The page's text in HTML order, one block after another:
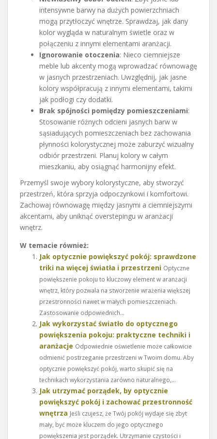
intensywne barwy na dużych powierzchniach
mogą przytłoczyć wnętrze. Sprawdzaj, jak dany
kolor wygląda w naturalnym świetle oraz w
połączeniu z innymi elementami aranżacji.
Ignorowanie otoczenia: Nieco ciemniejsze
meble lub akcenty mogą wprowadzać równowagę
w jasnych przestrzeniach. Uwzględnij, jak jasne
kolory współpracują z innymi elementami, takimi
jak podłogi czy dodatki.
Brak spójności pomiędzy pomieszczeniami:
Stosowanie różnych odcieni jasnych barw w
sąsiadujących pomieszczeniach bez zachowania
płynności kolorystycznej może zaburzyć wizualny
odbiór przestrzeni. Planuj kolory w całym
mieszkaniu, aby osiągnąć harmonijny efekt.
Przemyśl swoje wybory kolorystyczne, aby stworzyć
przestrzeń, która sprzyja odpoczynkowi i komfortowi.
Zachowaj równowagę między jasnymi a ciemniejszymi
akcentami, aby uniknąć overstepingu w aranżacji
wnętrz.
W temacie również:
Jak optycznie powiększyć pokój: sprawdzone
triki na więcej światła i przestrzeni Optyczne
powiększenie pokoju to kluczowy element w aranżacji
wnętrz, który pozwala na stworzenie wrażenia większej
przestronności nawet w małych pomieszczeniach.
Zastosowanie odpowiednich...
Jak wykorzystać światło do optycznego
powiększenia pokoju: praktyczne techniki i
aranżacje Odpowiednie oświetlenie może całkowicie
odmienić postrzeganie przestrzeni w Twoim domu. Aby
optycznie powiększyć pokój, warto skupić się na
technikach wykorzystania zarówno naturalnego,...
Jak utrzymać porządek, by optycznie
powiększyć pokój i zachować przestronność
wnętrza Jeśli czujesz, że Twój pokój wydaje się zbyt
mały, być może kluczem do jego optycznego
powiększenia jest porządek. Utrzymanie czystości i